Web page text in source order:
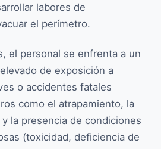
labores de
el perímetro.
el personal se enfrenta a un
de exposición a
o accidentes fatales
como el atrapamiento, la
la presencia de condiciones
(toxicidad, deficiencia de